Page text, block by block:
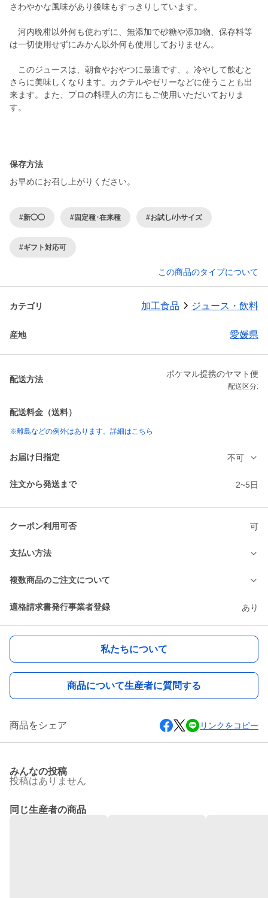
さわやかな風味があり後味もすっきりしています。
河内晩柑以外何も使わずに、無添加で砂糖や添加物、保存料等
は一切使用せずにみかん以外何も使用しておりません。
このジュースは、朝食やおやつに最適です、。冷やして飲むと
さらに美味しくなります。カクテルやゼリーなどに使うことも出
来ます。また、プロの料理人の方にもご使用いただいておりま
す。
保存方法
お早めにお召し上がりください。
#新◯◯ #固定種･在来種 #お試し/小サイズ
#ギフト対応可
この商品のタイプについて
カテゴリ 加工食品 ジュース・飲料
産地 愛媛県
配送方法
ポケマル提携のヤマト便
配送区分:
配送料金（送料）
※離島などの例外はあります。詳細はこちら
お届け日指定 不可
注文から発送まで 2~5日
クーポン利用可否 可
支払い方法
複数商品のご注文について
適格請求書発行事業者登録 あり
私たちについて
商品について生産者に質問する
商品をシェア リンクをコピー
みんなの投稿
投稿はありません
同じ生産者の商品